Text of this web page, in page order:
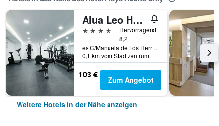
Alua Leo Hotel
4 Sterne
Hervorragend
8,2
es C/Manuela de Los Herreros, 12, Palma de Mallorca, Mallorca, Spanien
0,1 km vom Stadtzentrum
103 € Zum Angebot
Weitere Hotels in der Nähe anzeigen